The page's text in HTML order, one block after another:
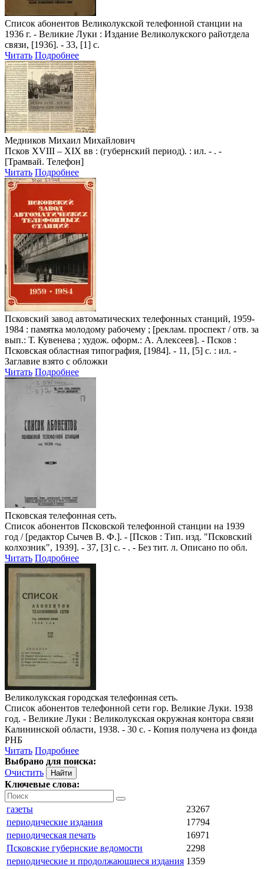
Список абонентов Великолукской телефонной станции на
1936 г. - Великие Луки : Издание Великолукского райотдела
связи, [1936]. - 33, [1] с.
Читать Подробнее
Медников Михаил Михайлович
Псков XVIII – XIX вв : (губернский период). : ил. - . -
[Трамвай. Телефон]
Читать Подробнее
Псковский завод автоматических телефонных станций, 1959-
1984 : памятка молодому рабочему ; [реклам. проспект / отв. за
вып.: Т. Кувенева ; худож. оформ.: А. Алексеев]. - Псков :
Псковская областная типография, [1984]. - 11, [5] с. : ил. -
Заглавие взято с обложки
Читать Подробнее
Псковская телефонная сеть.
Список абонентов Псковской телефонной станции на 1939
год / [редактор Сычев В. Ф.]. - [Псков : Тип. изд. "Псковский
колхозник", 1939]. - 37, [3] с. - . - Без тит. л. Описано по обл.
Читать Подробнее
Великолукская городская телефонная сеть.
Список абонентов телефонной сети гор. Великие Луки. 1938
год. - Великие Луки : Великолукская окружная контора связи
Калининской области, 1938. - 30 с. - Копия получена из фонда
РНБ
Читать Подробнее
Выбрано для поиска:
Очистить
Ключевые слова:
газеты
23267
периодические издания
17794
периодическая печать
16971
Псковские губернские ведомости
2298
периодические и продолжающиеся издания 1359